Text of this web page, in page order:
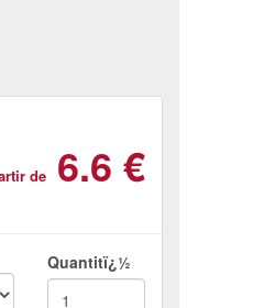
de 6.6 €
Quantitï¿½